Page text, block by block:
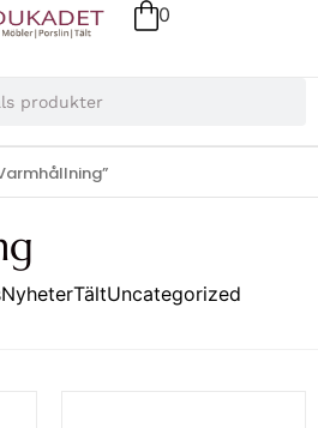
0
NyheterTältUncategorized